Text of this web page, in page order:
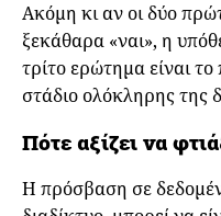
Ακόμη κι αν οι δύο
ξεκάθαρα «ναι», η
τρίτο ερώτημα είναι
στάδιο ολόκληρης της
Πότε αξίζει να
Η πρόσβαση σε